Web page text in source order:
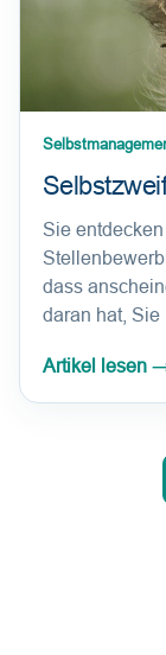
Sie
dass
daran hat, Sie
Artikel lesen